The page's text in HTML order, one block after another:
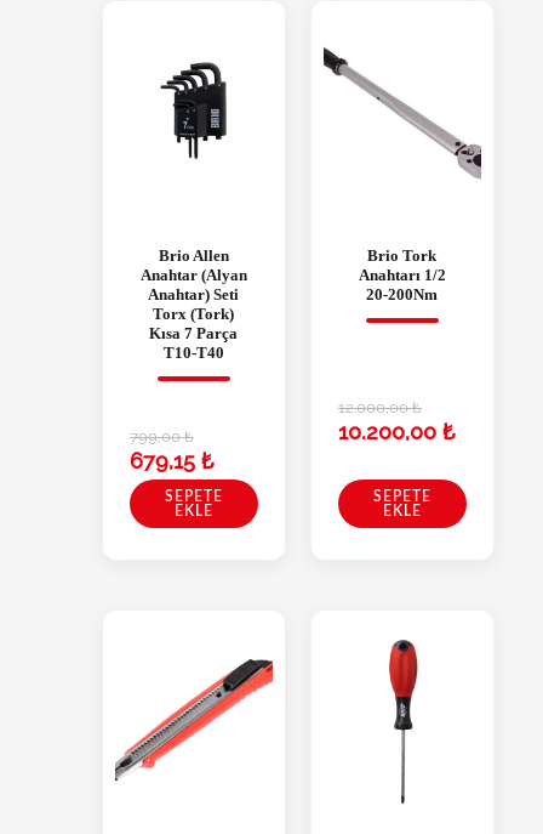
Brio Allen
Anahtar (Alyan
Anahtar) Seti
Torx (Tork)
Kısa 7 Parça
T10-T40
799,00₺
679,15 ₺
SEPETE
EKLE
Brio Tork
Anahtarı 1/2
20-200Nm
12.000,00₺
10.200,00 ₺
SEPETE
EKLE